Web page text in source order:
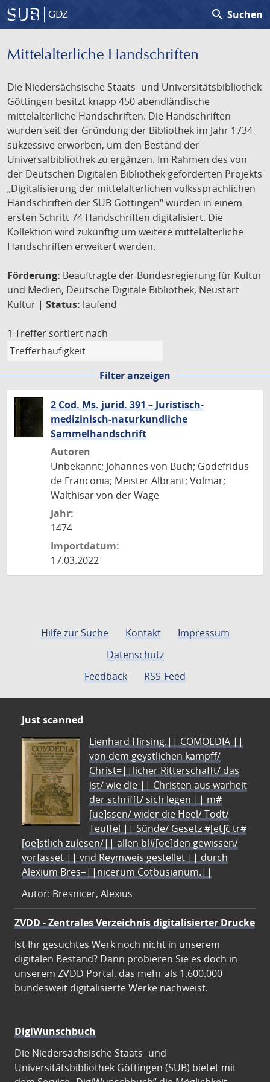
GDZ search Suchen
Mittelalterliche Handschriften
Die Niedersächsische Staats- und Universitätsbibliothek
Göttingen besitzt knapp 450 abendländische
mittelalterliche Handschriften. Die Handschriften
wurden seit der Gründung der Bibliothek im Jahr 1734
sukzessive erworben, um den Bestand der
Universalbibliothek zu ergänzen. Im Rahmen des von
der Deutschen Digitalen Bibliothek geförderten Projekts
„Digitalisierung der mittelalterlichen volkssprachlichen
Handschriften der SUB Göttingen“ wurden in einem
ersten Schritt 74 Handschriften digitalisiert. Die
Kollektion wird zukünftig um weitere mittelalterliche
Handschriften erweitert werden.
Förderung: Beauftragte der Bundesregierung für Kultur
und Medien, Deutsche Digitale Bibliothek, Neustart
Kultur | Status: laufend
1 Treffer sortiert nach
Filter anzeigen
2 Cod. Ms. jurid. 391 – Juristisch-
medizinisch-naturkundliche
Sammelhandschrift
Autoren
Unbekannt; Johannes von Buch; Godefridus
de Franconia; Meister Albrant; Volmar;
Walthisar von der Wage
Jahr:
1474
Importdatum:
17.03.2022
Hilfe zur Suche Kontakt
Impressum
Datenschutz
Feedback
RSS-Feed
Just scanned
Lienhard Hirsing.|| COMOEDIA ||
von dem geystlichen kampff/
Christ=||licher Ritterschafft/ das
ist/ wie die || Christen aus warheit
der schrifft/ sich legen || m#
[ue]ssen/ wider die Heel/ Todt/
Teuffel || Sünde/ Gesetz #[et]c̃ tr#
[oe]stlich zulesen/|| allen bl#[oe]den gewissen/
vorfasset || vnd Reymweis gestellet || durch
Alexium Bres=||nicerum Cotbusianum.||
Autor: Bresnicer, Alexius
ZVDD - Zentrales Verzeichnis digitalisierter Drucke
Ist Ihr gesuchtes Werk noch nicht in unserem
digitalen Bestand? Dann probieren Sie es doch in
unserem ZVDD Portal, das mehr als 1.600.000
bundesweit digitalisierte Werke nachweist.
DigiWunschbuch
Die Niedersächsische Staats- und
Universitätsbibliothek Göttingen (SUB) bietet mit